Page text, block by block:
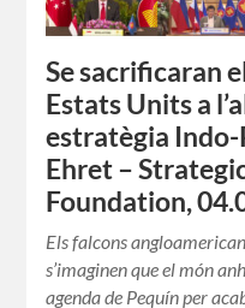
Se sacrificaran
Estats Units a
estratègia
Ehret –
Foundation,
Els falcons
s’imaginen que el món
agenda de Pequín per